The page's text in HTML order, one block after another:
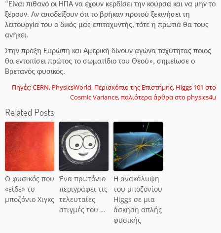
“Είναι πιθανό οι ΗΠΑ να έχουν κερδίσει την κούρσα και να μην το
ξέρουν. Αν αποδείξουν ότι το βρήκαν προτού ξεκινήσει τη
λειτουργία του ο δικός μας επιταχυντής, τότε η πρωτιά θα τους
ανήκει.
Στην πράξη Ευρώπη και Αμερική δίνουν αγώνα ταχύτητας ποιος
θα εντοπίσει πρώτος το σωματίδιο του Θεού», σημείωσε ο
Βρετανός φυσικός.
Πηγές: CERN, PhysicsWorld, Περισκόπιο της Επιστήμης, Higgs 101 στο
Cosmic Variance, παλιότερα άρθρα στο physics4u
Related Posts
Ο φυσικός που
«είδε» το
μποζόνιο Χιγκς
Ένα πρωτόνιο
περιγράφει τις
τελευταίες
στιγμές του …
Η ανακάλυψη
του μποζονίου
Higgs σε μια
άσκηση απλής
φυσικής